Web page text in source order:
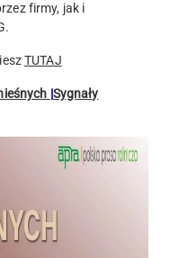
firmy, jak i
TUTAJ
|Sygnały